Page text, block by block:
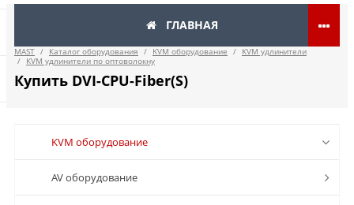
ГЛАВНАЯ
MAST / Каталог оборудования / KVM оборудование /
KVM удлинители
/
KVM удлинители по оптоволокну
Купить DVI-CPU-Fiber(S)
KVM оборудование
AV оборудование